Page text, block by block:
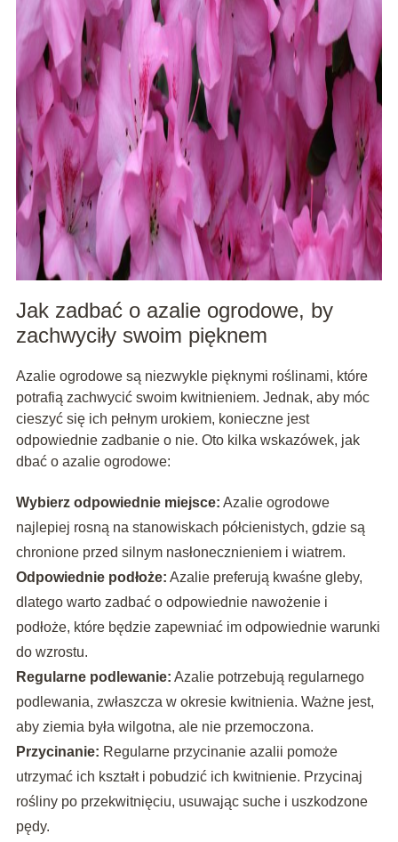
Jak zadbać o azalie ogrodowe, by
zachwyciły swoim pięknem
Azalie ogrodowe są niezwykle pięknymi roślinami, które
potrafią zachwycić swoim kwitnieniem. Jednak, aby móc
cieszyć się ich pełnym urokiem, konieczne jest
odpowiednie zadbanie o nie. Oto kilka wskazówek, jak
dbać o azalie ogrodowe:
Wybierz odpowiednie miejsce: Azalie ogrodowe
najlepiej rosną na stanowiskach półcienistych, gdzie są
chronione przed silnym nasłonecznieniem i wiatrem.
Odpowiednie podłoże: Azalie preferują kwaśne gleby,
dlatego warto zadbać o odpowiednie nawożenie i
podłoże, które będzie zapewniać im odpowiednie warunki
do wzrostu.
Regularne podlewanie: Azalie potrzebują regularnego
podlewania, zwłaszcza w okresie kwitnienia. Ważne jest,
aby ziemia była wilgotna, ale nie przemoczona.
Przycinanie: Regularne przycinanie azalii pomoże
utrzymać ich kształt i pobudzić ich kwitnienie. Przycinaj
rośliny po przekwitnięciu, usuwając suche i uszkodzone
pędy.